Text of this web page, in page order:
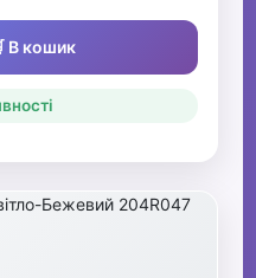
В кошик